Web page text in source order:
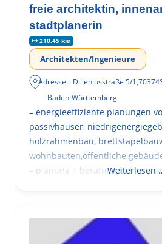
freie architektin,
stadtplanerin
210.45 km
Architekten/Ingenieure
Adresse: Dilleniusstraße 5/1,70374
Baden-Württemberg
– energieeffiziente planungen
passivhäuser,
holzrahmenbau,
wohnbauten,öffentliche
– planung + beratung bei an –
Weiterlesen